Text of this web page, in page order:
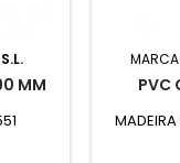
MM
MARCA:
PVC